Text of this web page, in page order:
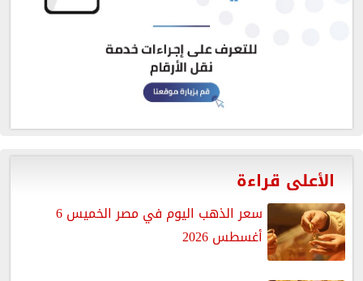
الأعلى قراءة
سعر الذهب اليوم في مصر الخميس 6
أغسطس 2026